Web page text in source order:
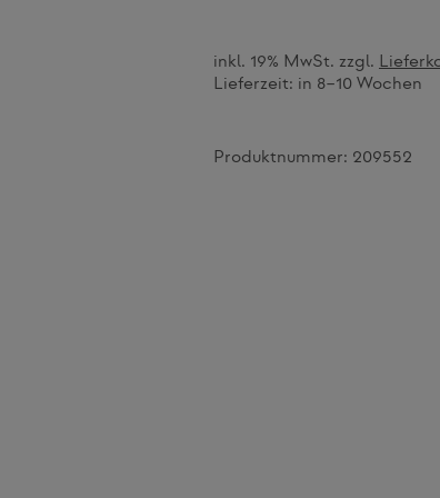
inkl. 19% MwSt. zzgl.
Lieferzeit: in 8–10 Wochen
Produktnummer: 209552